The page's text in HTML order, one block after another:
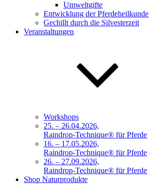
Umweltgifte
Entwicklung der Pferdeheilkunde
Gechillt durch die Silvesterzeit
Veranstaltungen
Workshops
25. – 26.04.2026,
Raindrop-Technique® für Pferde
16. – 17.05.2026,
Raindrop-Technique® für Pferde
26. – 27.09.2026,
Raindrop-Technique® für Pferde
Shop Naturprodukte